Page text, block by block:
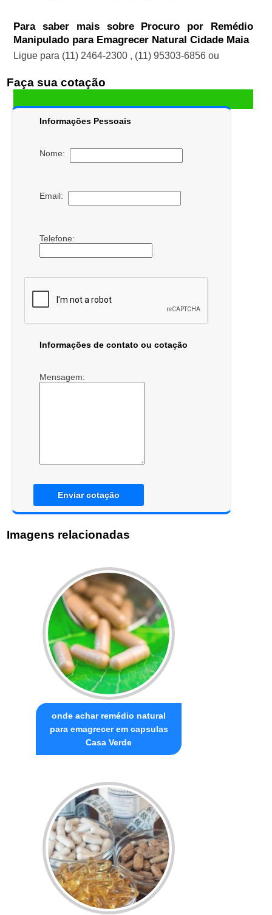
Para saber mais sobre Procuro por Remédio
Manipulado para Emagrecer Natural Cidade Maia
Ligue para (11) 2464-2300 , (11) 95303-6856 ou
Faça sua cotação
Informações Pessoais
Nome:
Email:
Telefone:
Informações de contato ou cotação
Mensagem:
Enviar cotação
Imagens relacionadas
onde achar remédio natural
para emagrecer em capsulas
Casa Verde